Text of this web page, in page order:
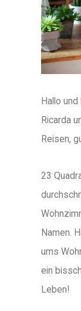
Hallo
Ricarda
Reisen,
23
Namen.
ums
ein
Leben!